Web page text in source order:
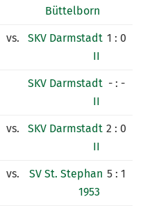
Büttelborn
vs.
SKV Darmstadt
II
1 : 0
SKV Darmstadt
II
- : -
vs.
SKV Darmstadt
II
2 : 0
vs.
SV St. Stephan
1953
5 : 1